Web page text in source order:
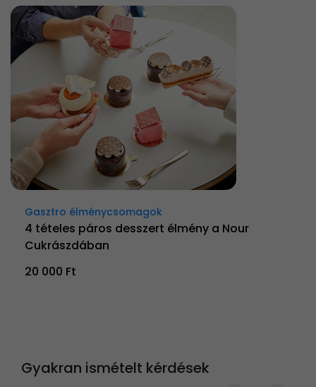
Gasztro élménycsomagok
4 tételes páros desszert élmény a Nour
Cukrászdában
20 000 Ft
Gyakran ismételt kérdések